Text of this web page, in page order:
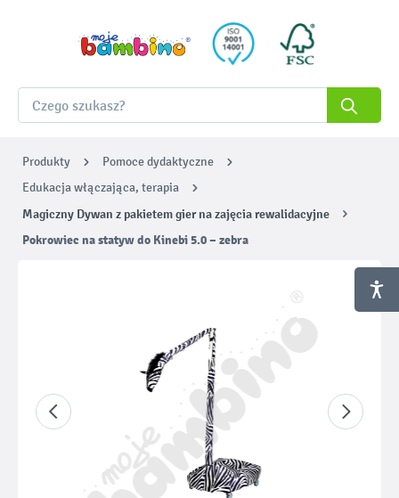
Produkty
Pomoce dydaktyczne
Edukacja włączająca, terapia
Magiczny Dywan z pakietem gier na zajęcia rewalidacyjne
Pokrowiec na statyw do Kinebi 5.0 – zebra